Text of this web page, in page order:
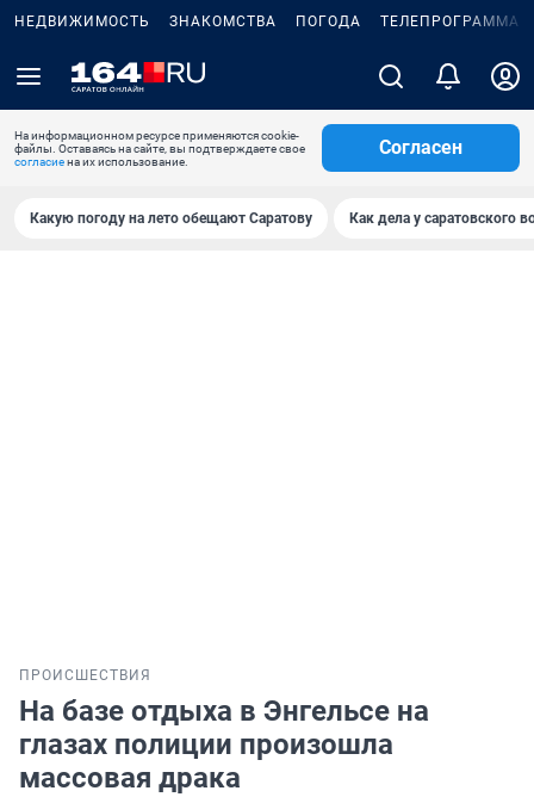
НЕДВИЖИМОСТЬ ЗНАКОМСТВА ПОГОДА ТЕЛЕПРОГРАММА
На информационном ресурсе применяются cookie-
файлы. Оставаясь на сайте, вы подтверждаете свое
согласиена их использование.
Согласен
Какую погоду на лето обещают Саратову Как дела у саратовского
ПРОИСШЕСТВИЯ
На базе отдыха в Энгельсе на
глазах полиции произошла
массовая драка